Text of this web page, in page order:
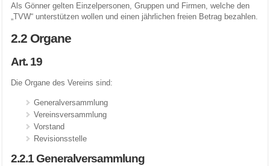
Als Gönner gelten Einzelpersonen, Gruppen und Firmen, welche den
„TVW“ unterstützen wollen und einen jährlichen freien Betrag bezahlen.
2.2 Organe
Art. 19
Die Organe des Vereins sind:
Generalversammlung
Vereinsversammlung
Vorstand
Revisionsstelle
2.2.1 Generalversammlung